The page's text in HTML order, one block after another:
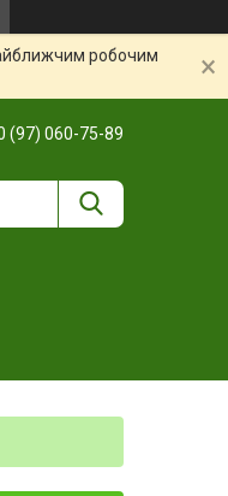
робочим
(97) 060-75-89